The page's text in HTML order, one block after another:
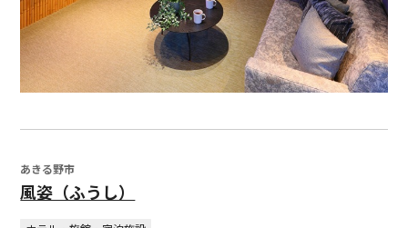
あきる野市
風姿（ふうし）